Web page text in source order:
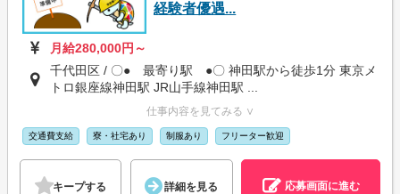
経験者優遇...
月給280,000円～
千代田区 / 〇● 最寄り駅 ●〇 神田駅から徒歩1分 東京メ
トロ銀座線神田駅 JR山手線神田駅 ...
仕事内容を見てみる ∨
交通費支給 寮・社宅あり 制服あり フリーター歓迎
キープする 詳細を見る 応募画面に進む